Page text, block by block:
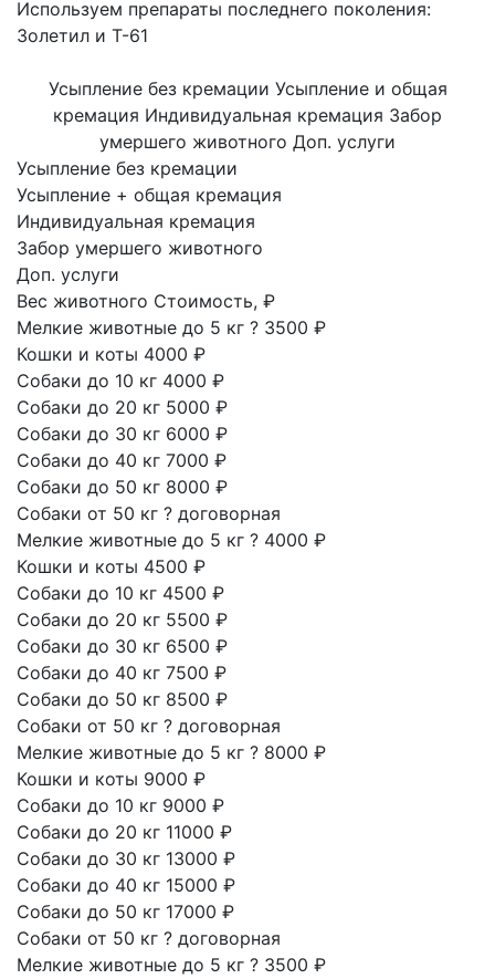
Используем препараты последнего поколения:
Золетил и Т-61
Усыпление без кремации Усыпление и общая
кремация Индивидуальная кремация Забор
умершего животного Доп. услуги
Усыпление без кремации
Усыпление + общая кремация
Индивидуальная кремация
Забор умершего животного
Доп. услуги
Вес животного Стоимость, ₽
Мелкие животные до 5 кг ? 3500 ₽
Кошки и коты 4000 ₽
Собаки до 10 кг 4000 ₽
Собаки до 20 кг 5000 ₽
Собаки до 30 кг 6000 ₽
Собаки до 40 кг 7000 ₽
Собаки до 50 кг 8000 ₽
Собаки от 50 кг ? договорная
Мелкие животные до 5 кг ? 4000 ₽
Кошки и коты 4500 ₽
Собаки до 10 кг 4500 ₽
Собаки до 20 кг 5500 ₽
Собаки до 30 кг 6500 ₽
Собаки до 40 кг 7500 ₽
Собаки до 50 кг 8500 ₽
Собаки от 50 кг ? договорная
Мелкие животные до 5 кг ? 8000 ₽
Кошки и коты 9000 ₽
Собаки до 10 кг 9000 ₽
Собаки до 20 кг 11000 ₽
Собаки до 30 кг 13000 ₽
Собаки до 40 кг 15000 ₽
Собаки до 50 кг 17000 ₽
Собаки от 50 кг ? договорная
Мелкие животные до 5 кг ? 3500 ₽